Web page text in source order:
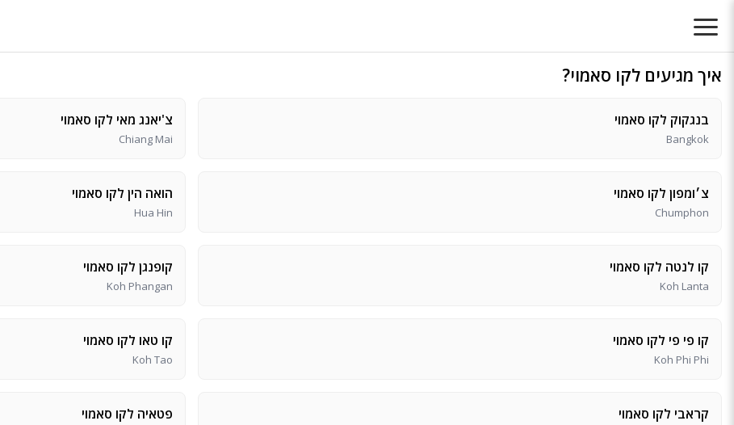
איך מגיעים לקו סאמוי?
בנגקוק לקו סאמוי
Bangkok
צ'יאנג מאי לקו סאמוי
Chiang Mai
צ׳ומפון לקו סאמוי
Chumphon
הואה הין לקו סאמוי
Hua Hin
קו לנטה לקו סאמוי
Koh Lanta
קופנגן לקו סאמוי
Koh Phangan
קו פי פי לקו סאמוי
Koh Phi Phi
קו טאו לקו סאמוי
Koh Tao
קראבי לקו סאמוי פטאיה לקו סאמוי